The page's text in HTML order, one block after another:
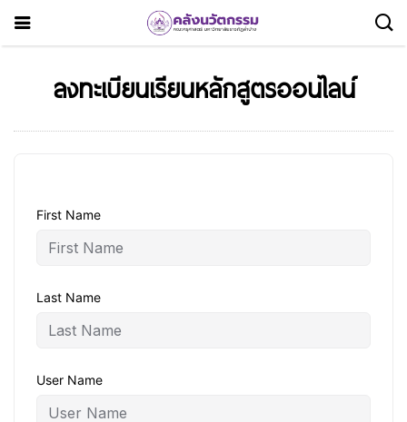
ลงทะเบียนเรียนหลักสูตรออนไลน์
First Name
Last Name
User Name